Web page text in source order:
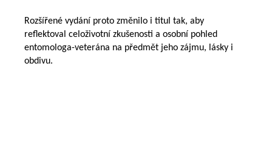
Rozšířené vydání proto změnilo i titul tak, aby
reflektoval celoživotní zkušenosti a osobní pohled
entomologa-veterána na předmět jeho zájmu, lásky i
obdivu.